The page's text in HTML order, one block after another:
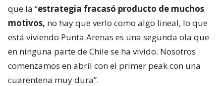
que la “estrategia fracasó producto de muchos
motivos, no hay que verlo como algo lineal, lo que
está viviendo Punta Arenas es una segunda ola que
en ninguna parte de Chile se ha vivido. Nosotros
comenzamos en abril con el primer peak con una
cuarentena muy dura”.